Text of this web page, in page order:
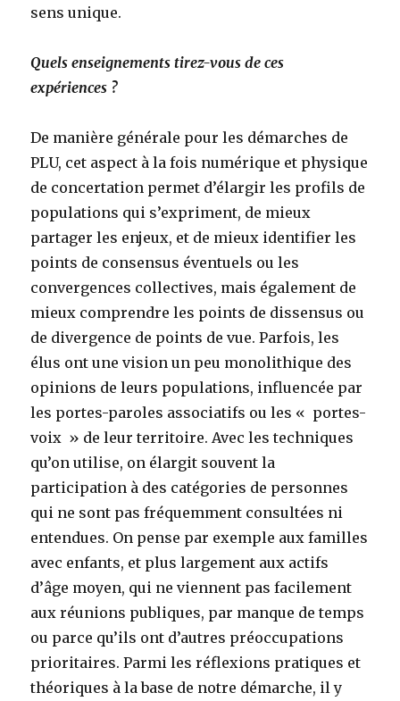
sens unique.
Quels enseignements tirez-vous de ces
expériences ?
De manière générale pour les démarches de
PLU, cet aspect à la fois numérique et physique
de concertation permet d’élargir les profils de
populations qui s’expriment, de mieux
partager les enjeux, et de mieux identifier les
points de consensus éventuels ou les
convergences collectives, mais également de
mieux comprendre les points de dissensus ou
de divergence de points de vue. Parfois, les
élus ont une vision un peu monolithique des
opinions de leurs populations, influencée par
les portes-paroles associatifs ou les « portes-
voix » de leur territoire. Avec les techniques
qu’on utilise, on élargit souvent la
participation à des catégories de personnes
qui ne sont pas fréquemment consultées ni
entendues. On pense par exemple aux familles
avec enfants, et plus largement aux actifs
d’âge moyen, qui ne viennent pas facilement
aux réunions publiques, par manque de temps
ou parce qu’ils ont d’autres préoccupations
prioritaires. Parmi les réflexions pratiques et
théoriques à la base de notre démarche, il y